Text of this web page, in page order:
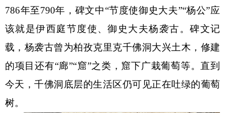
786年至790年，碑文中“节度使御史大夫”“杨公”应
该就是伊西庭节度使、御史大夫杨袭古。碑文记
载，杨袭古曾为柏孜克里克千佛洞大兴土木，修建
的项目还有“廊”“窟”之类，窟下广栽葡萄等。直到
今天，千佛洞底层的生活区仍可见正在吐绿的葡萄
树。